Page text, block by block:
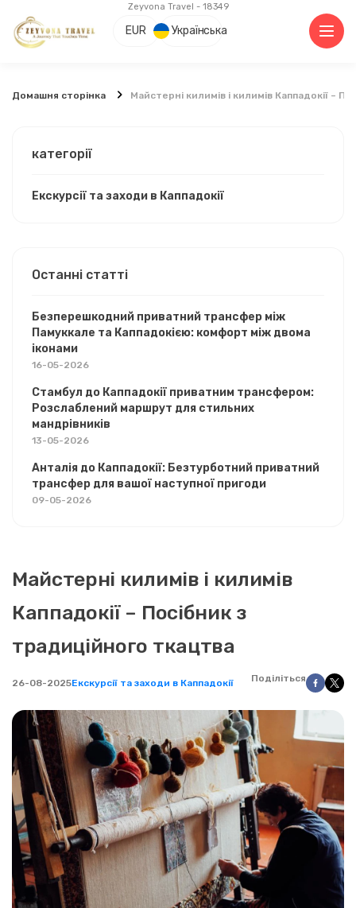
Zeyvona Travel - 18349
EUR Українська
Домашня сторінка Майстерні килимів і килимів Каппадокії –
Майстерні килимів і килимів
Каппадокії – Посібник з
традиційного ткацтва
26-08-2025Екскурсії та заходи в Каппадокії Поділіться
категорії
Екскурсії та заходи в Каппадокії
Останні статті
Безперешкодний приватний трансфер між
Памуккале та Каппадокією: комфорт між двома
іконами
16-05-2026
Стамбул до Каппадокії приватним трансфером:
Розслаблений маршрут для стильних
мандрівників
13-05-2026
Анталія до Каппадокії: Безтурботний приватний
трансфер для вашої наступної пригоди
09-05-2026